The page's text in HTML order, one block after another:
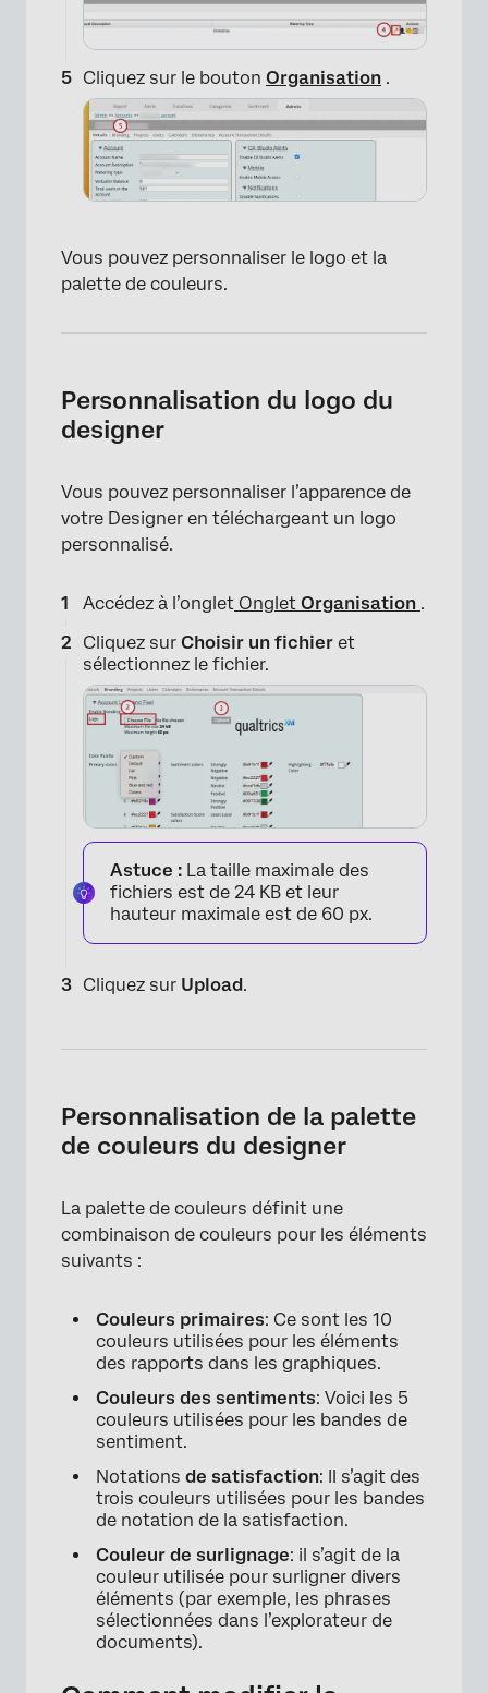
×
Cliquez sur le bouton Organisation .
×
Vous pouvez personnaliser le logo et la
palette de couleurs.
Personnalisation du logo du
designer
Vous pouvez personnaliser l’apparence de
votre Designer en téléchargeant un logo
personnalisé.
Accédez à l’onglet Onglet Organisation .
Cliquez sur Choisir un fichier et
sélectionnez le fichier.
×
Astuce : La taille maximale des
fichiers est de 24 KB et leur
hauteur maximale est de 60 px.
Cliquez sur Upload.
Personnalisation de la palette
de couleurs du designer
La palette de couleurs définit une
combinaison de couleurs pour les éléments
suivants :
Couleurs primaires: Ce sont les 10
couleurs utilisées pour les éléments
des rapports dans les graphiques.
Couleurs des sentiments: Voici les 5
couleurs utilisées pour les bandes de
sentiment.
Notations de satisfaction: Il s’agit des
trois couleurs utilisées pour les bandes
de notation de la satisfaction.
Couleur de surlignage: il s’agit de la
couleur utilisée pour surligner divers
éléments (par exemple, les phrases
sélectionnées dans l’explorateur de
documents).